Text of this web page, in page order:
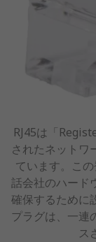
RJ45は「
されたネットワ
ています。こ
話会社のハード
確保するために
プラグは、一連
ス